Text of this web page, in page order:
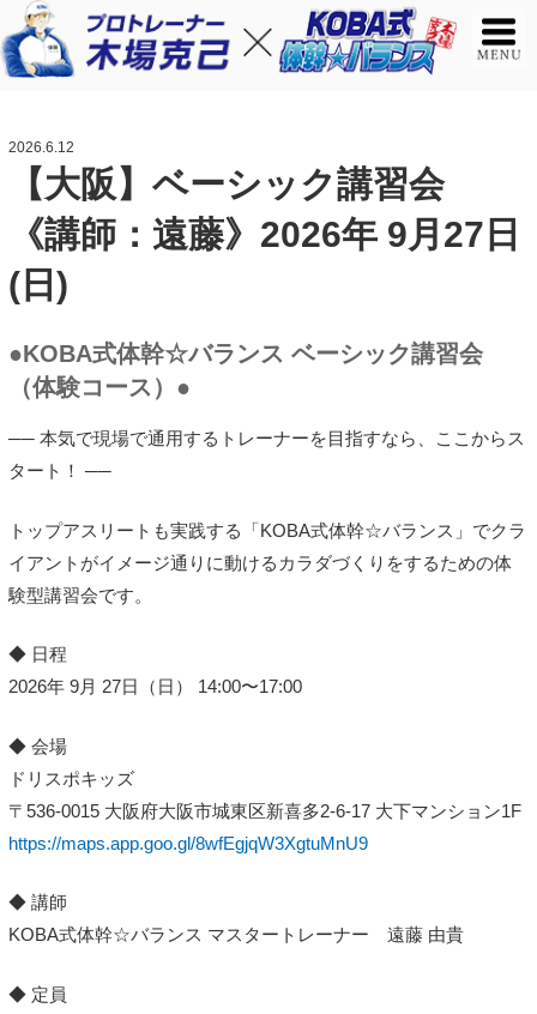
2026.6.12
【大阪】ベーシック講習会
《講師：遠藤》2026年 9月27日
(日)
●KOBA式体幹☆バランス ベーシック講習会
（体験コース）●
── 本気で現場で通用するトレーナーを目指すなら、ここからス
タート！ ──
トップアスリートも実践する「KOBA式体幹☆バランス」でクラ
イアントがイメージ通りに動けるカラダづくりをするための体
験型講習会です。
◆ 日程
2026年 9月 27日（日） 14:00〜17:00
◆ 会場
ドリスポキッズ
〒536-0015 大阪府大阪市城東区新喜多2-6-17 大下マンション1F
https://maps.app.goo.gl/8wfEgjqW3XgtuMnU9
◆ 講師
KOBA式体幹☆バランス マスタートレーナー 遠藤 由貴
◆ 定員